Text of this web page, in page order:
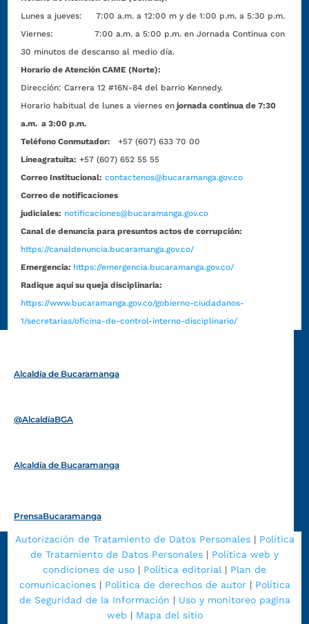
Lunes a jueves: 7:00 a.m. a 12:00 m y de 1:00 p.m. a 5:30 p.m.
Viernes: 7:00 a.m. a 5:00 p.m. en Jornada Continua con
30 minutos de descanso al medio día.
Horario de Atención CAME (Norte):
Dirección:Carrera 12 #16N-84 del barrio Kennedy.
Horario habitual de lunes a viernes en jornada continua de 7:30
a.m. a 3:00 p.m.
Teléfono Conmutador:
+57 (607) 633 70 00
Líneagratuita: +57 (607) 652 55 55
Correo Institucional: contactenos@bucaramanga.gov.co
Correo de notificaciones
judiciales: notificaciones@bucaramanga.gov.co
Canal de denuncia para presuntos actos de corrupción:
https://canaldenuncia.bucaramanga.gov.co/
Emergencia: https://emergencia.bucaramanga.gov.co/
Radique aquí su queja disciplinaria:
https://www.bucaramanga.gov.co/gobierno-ciudadanos-
1/secretarias/oficina-de-control-interno-disciplinario/
Alcaldía de Bucaramanga
@AlcaldíaBGA
Alcaldía de Bucaramanga
PrensaBucaramanga
Autorización de Tratamiento de Datos Personales| Política
de Tratamiento de Datos Personales | Política web y
condiciones de uso | Política editorial | Plan de
comunicaciones| Política de derechos de autor| Política
de Seguridad de la Información | Uso y monitoreo pagina
web | Mapa del sitio